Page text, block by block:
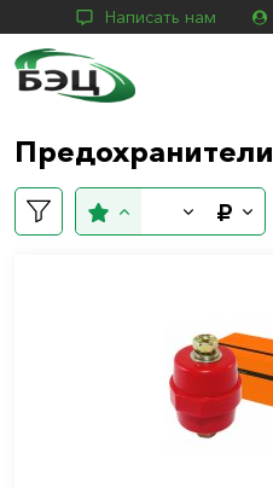
Написать нам
Предохранители